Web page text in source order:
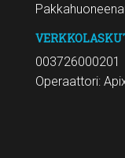
003726000201
Operaattori: